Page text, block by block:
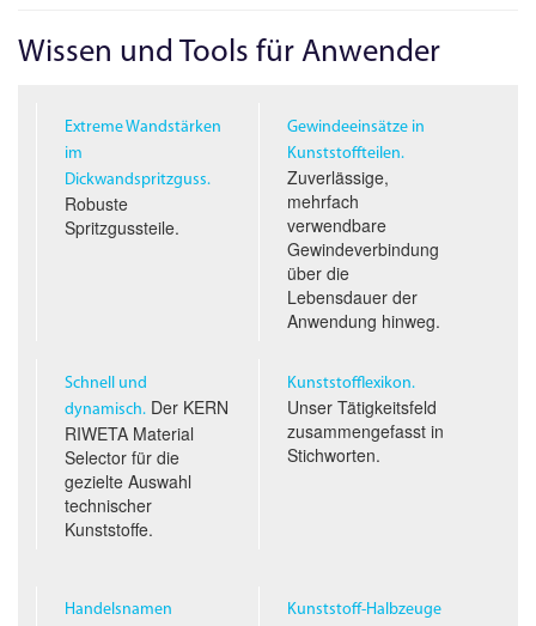
Wissen und Tools für Anwender
Extreme Wandstärken
im
Dickwandspritzguss.
Robuste
Spritzgussteile.
Gewindeeinsätze in
Kunststoffteilen.
Zuverlässige,
mehrfach
verwendbare
Gewindeverbindung
über die
Lebensdauer der
Anwendung hinweg.
Schnell und
dynamisch.Der KERN
RIWETA Material
Selector für die
gezielte Auswahl
technischer
Kunststoffe.
Kunststofflexikon.
Unser Tätigkeitsfeld
zusammengefasst in
Stichworten.
Handelsnamen
Kunststoff-Halbzeuge